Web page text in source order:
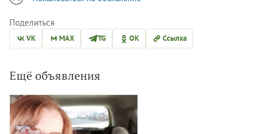
Поделиться
VK MAX TG OK Ссылка
Ещё объявления